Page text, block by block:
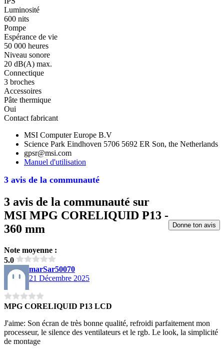
3 avis de la communauté
Luminosité
600 nits
Pompe
Espérance de vie
50 000 heures
Niveau sonore
20 dB(A) max.
Connectique
3 broches
Accessoires
Pâte thermique
Oui
Contact fabricant
MSI Computer Europe B.V
Science Park Eindhoven 5706 5692 ER Son, the Netherlands
gpsr@msi.com
Manuel d'utilisation
3 avis de la communauté sur
MSI MPG CORELIQUID P13 -
360 mm
Note moyenne :
5.0
Donne ton avis
marSar50070
21 Décembre 2025
MPG CORELIQUID P13 LCD
J'aime: Son écran de très bonne qualité, refroidi parfaitement mon
processeur, le silence des ventilateurs et le rgb. Le look, la simplicité
de montage